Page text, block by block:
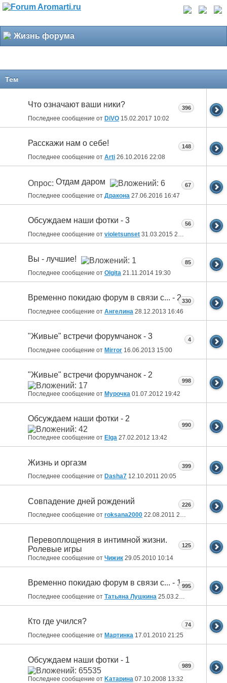
Жизнь форума
Тем
Что означают ваши ники?
Последнее сообщение от DiVO 15.02.2017 10:02
396
Расскажи нам о себе!
Последнее сообщение от Arti 26.10.2016 22:08
148
Опрос: Отдам даром
Последнее сообщение от Дракона 27.06.2016 16:47
67
Обсуждаем наши фотки - 3
Последнее сообщение от violetsunset 31.03.2015 23:53
56
Вы - лучшие!
Последнее сообщение от Olgita 21.11.2014 19:30
85
Временно покидаю форум в связи с... - 2
Последнее сообщение от Ангелина 28.12.2013 16:46
330
"Живые" встречи форумчанок - 3
Последнее сообщение от Mirror 16.06.2013 15:00
4
"Живые" встречи форумчанок - 2
Последнее сообщение от Мурочка 01.07.2012 19:42
998
Обсуждаем наши фотки - 2
Последнее сообщение от Elga 27.02.2012 13:42
990
Жизнь и оргазм
Последнее сообщение от Dasha7 12.10.2011 20:05
399
Совпадение дней рождений
Последнее сообщение от roksana2000 22.08.2011 23:43
226
Перевоплощения в интимной жизни.
Ролевые игры
Последнее сообщение от Чижик 29.05.2010 10:14
125
Временно покидаю форум в связи с... - 1
Последнее сообщение от Татьяна Лушкина 25.03.2010
995
Кто где учился?
Последнее сообщение от Мартинка 17.01.2010 21:25
74
Обсуждаем наши фотки - 1
Последнее сообщение от Kатарина 07.10.2008 13:32
989